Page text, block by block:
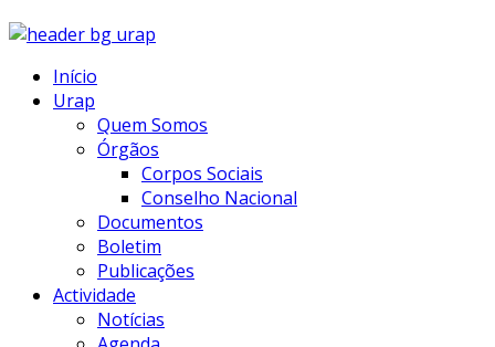
Início
Urap
Quem Somos
Órgãos
Corpos Sociais
Conselho Nacional
Documentos
Boletim
Publicações
Actividade
Notícias